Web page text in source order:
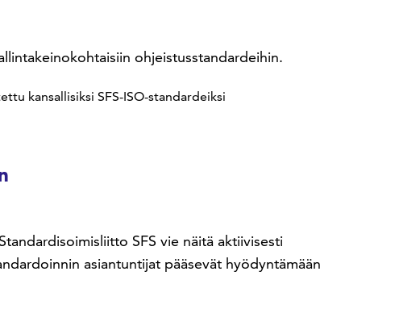
ohjeistusstandardeihin.
kansallisiksi SFS-ISO-standardeiksi
SFS vie näitä aktiivisesti
asiantuntijat pääsevät hyödyntämään